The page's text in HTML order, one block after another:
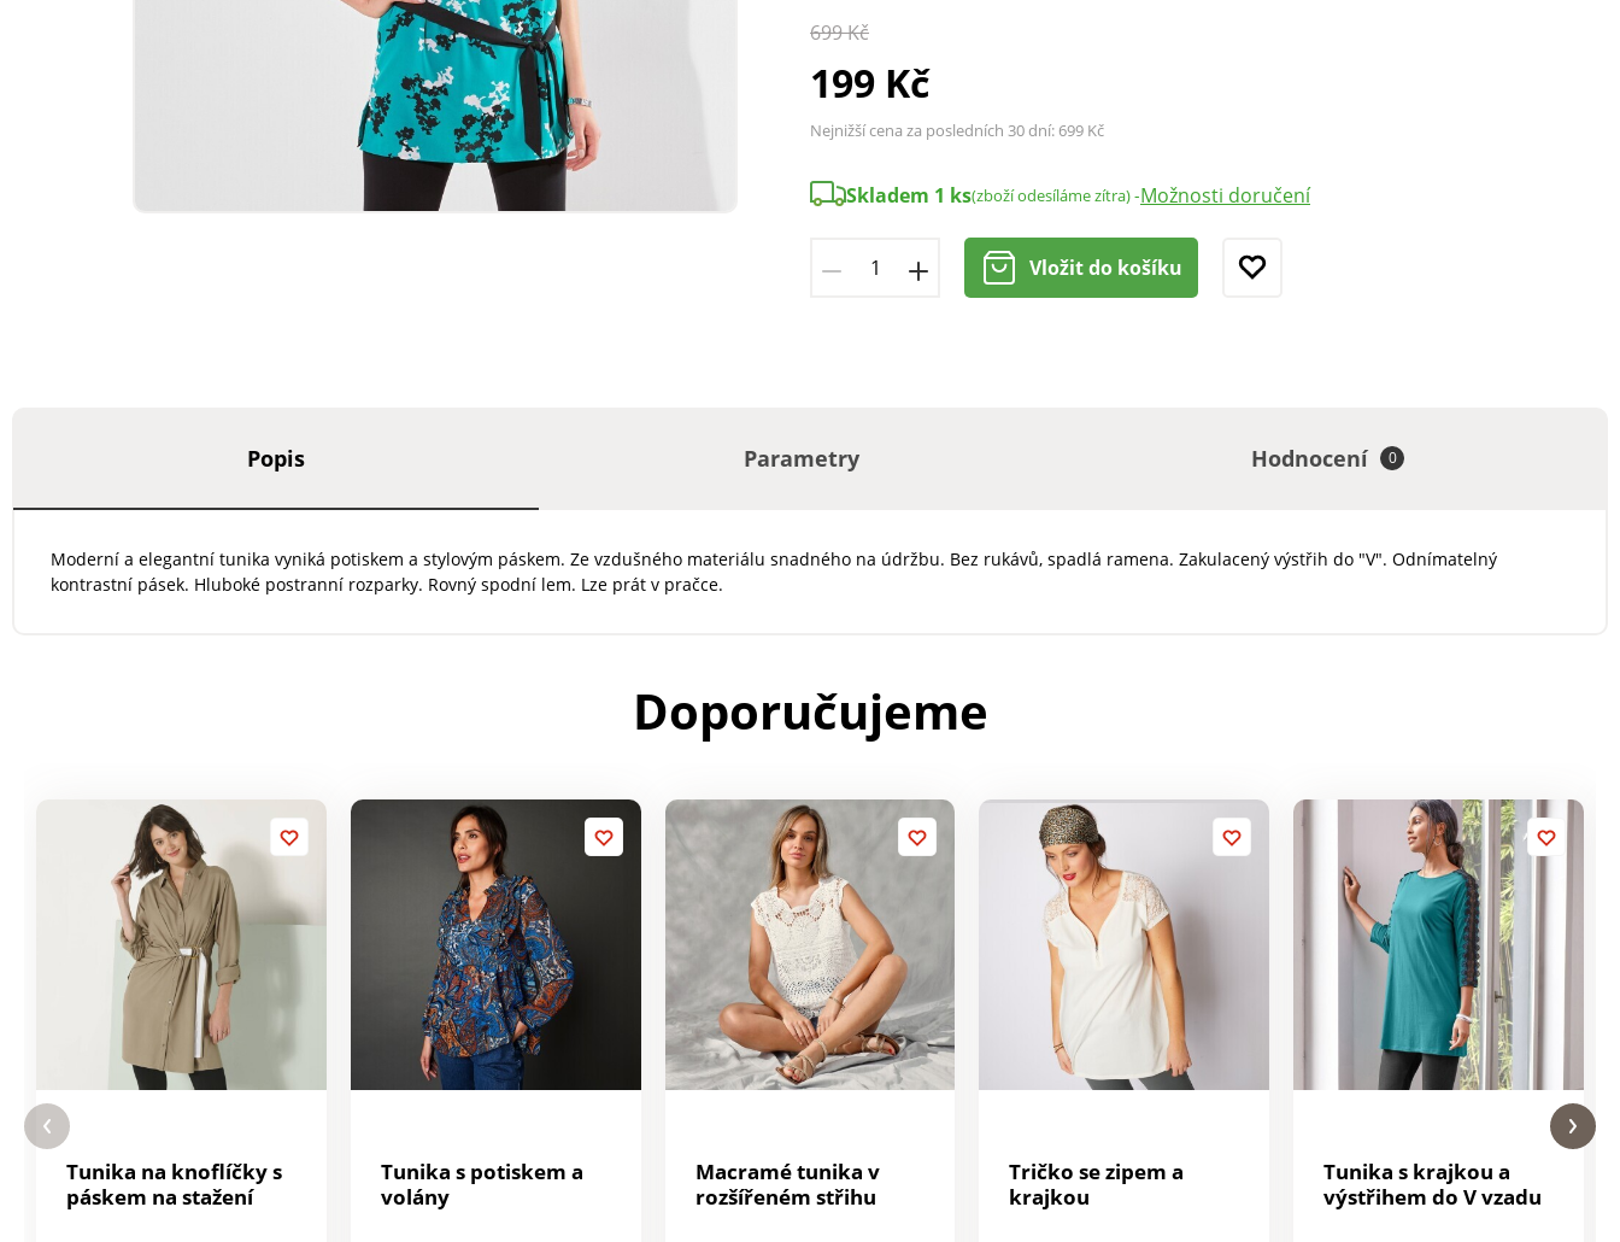
699 Kč
199 Kč
Nejnižší cena za posledních 30 dní: 699 Kč
Skladem 1 ks(zboží odesíláme zítra)-Možnosti doručení
Vložit do košíku
Popis Parametry Hodnocení 0
Moderní a elegantní tunika vyniká potiskem a stylovým páskem. Ze vzdušného materiálu snadného na údržbu. Bez rukávů, spadlá ramena. Zakulacený výstřih do "V". Odnímatelný
kontrastní pásek. Hluboké postranní rozparky. Rovný spodní lem. Lze prát v pračce.
Doporučujeme
Tunika na knoflíčky s
páskem na stažení
Tunika s potiskem a
volány
Macramé tunika v
rozšířeném střihu
Tričko se zipem a
krajkou
Tunika s krajkou a
výstřihem do V vzadu